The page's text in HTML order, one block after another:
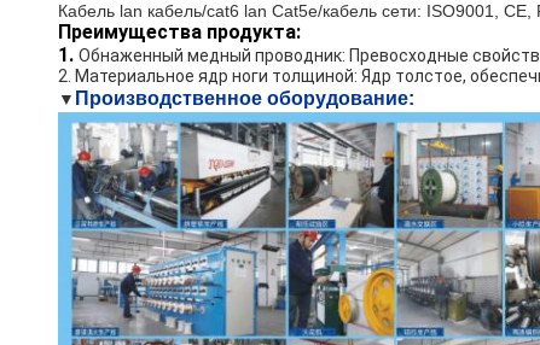
Кабель lan кабель/cat6 lan Cat5e/кабель сети: ISO9001, CE,
Преимущества продукта:
1. Обнаженный медный проводник: Превосходные
2. Материальное ядр ноги толщиной: Ядр толстое,
▼ Производственное оборудование: